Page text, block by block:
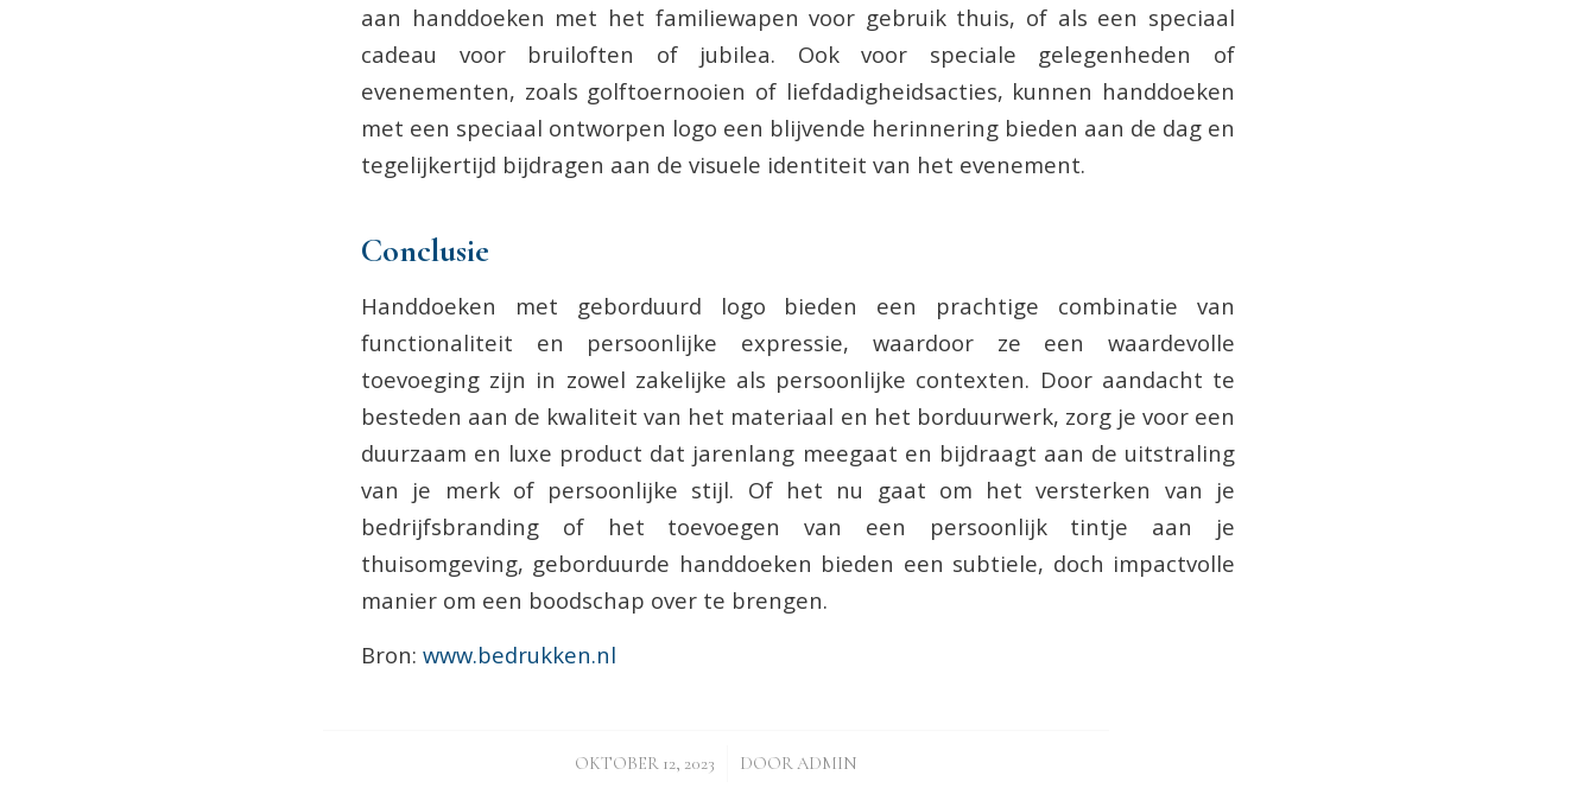
aan handdoeken met het familiewapen voor gebruik thuis, of als een speciaal
cadeau voor bruiloften of jubilea. Ook voor speciale gelegenheden of
evenementen, zoals golftoernooien of liefdadigheidsacties, kunnen handdoeken
met een speciaal ontworpen logo een blijvende herinnering bieden aan de dag en
tegelijkertijd bijdragen aan de visuele identiteit van het evenement.
Conclusie
Handdoeken met geborduurd logo bieden een prachtige combinatie van
functionaliteit en persoonlijke expressie, waardoor ze een waardevolle
toevoeging zijn in zowel zakelijke als persoonlijke contexten. Door aandacht te
besteden aan de kwaliteit van het materiaal en het borduurwerk, zorg je voor een
duurzaam en luxe product dat jarenlang meegaat en bijdraagt aan de uitstraling
van je merk of persoonlijke stijl. Of het nu gaat om het versterken van je
bedrijfsbranding of het toevoegen van een persoonlijk tintje aan je
thuisomgeving, geborduurde handdoeken bieden een subtiele, doch impactvolle
manier om een boodschap over te brengen.
Bron: www.bedrukken.nl
OKTOBER 12, 2023
/ DOORADMIN